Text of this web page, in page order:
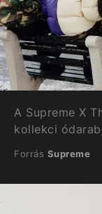
A Supreme X
kollekci
Forrás Supreme